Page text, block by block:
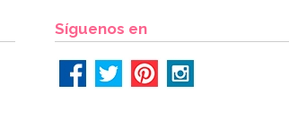
Síguenos en